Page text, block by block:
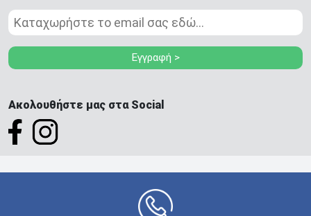
Εγγραφή >
Ακολουθήστε μας στα Social